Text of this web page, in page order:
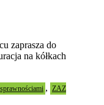
zaprasza do
na kółkach
,
ZAZ